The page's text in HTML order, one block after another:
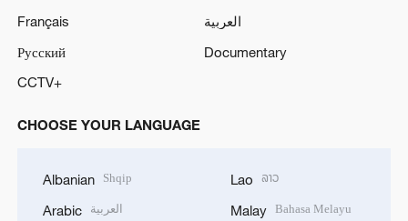
Français
العربية
Русский
Documentary
CCTV+
CHOOSE YOUR LANGUAGE
Albanian Shqip
Arabic العربية
Lao ລາວ
Malay Bahasa Melayu